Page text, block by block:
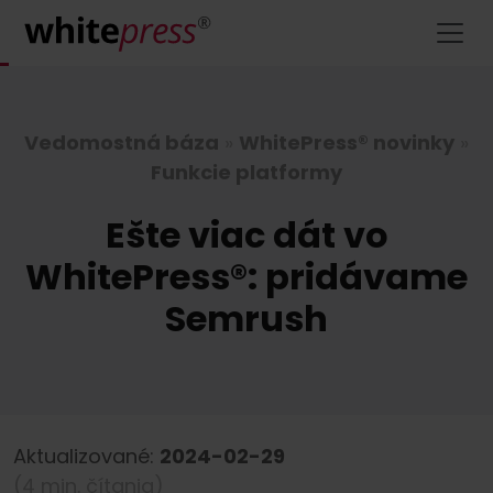
Vedomostná báza WhitePress® novinky
Funkcie platformy
Ešte viac dát vo
WhitePress®: pridávame
Semrush
Aktualizované: 2024-02-29